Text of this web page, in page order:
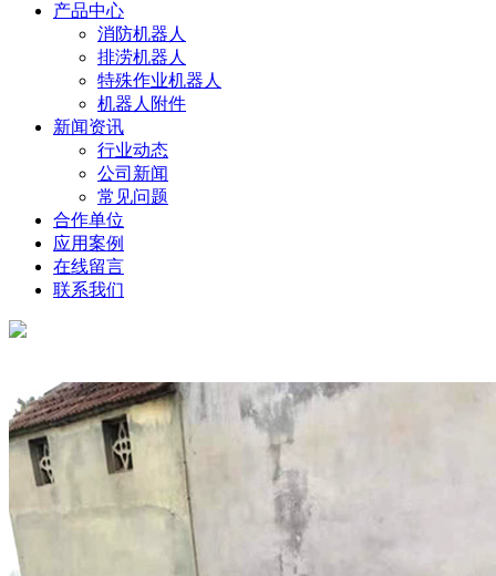
产品中心
消防机器人
排涝机器人
特殊作业机器人
机器人附件
新闻资讯
行业动态
公司新闻
常见问题
合作单位
应用案例
在线留言
联系我们